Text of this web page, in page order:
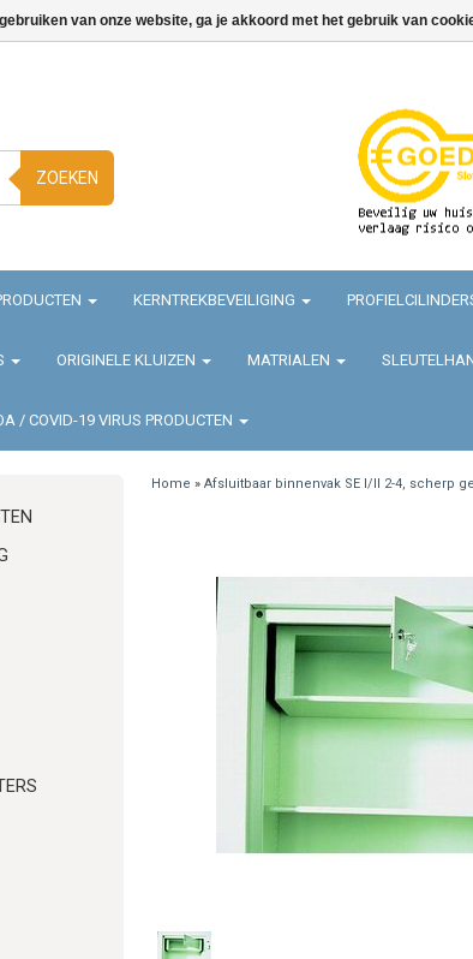
ZOEKEN
KERNTREKBEVEILIGING
ORIGINELE KLUIZEN MATRIALEN
/ COVID-19 VIRUS PRODUCTEN
Home » Afsluitbaar binnenvak SE I/II 2-4, scherp
van onze website, ga je akkoord met het gebruik van